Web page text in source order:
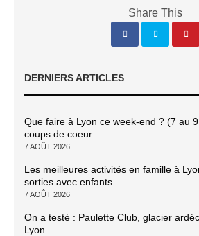
Share This
DERNIERS ARTICLES
Que faire à Lyon ce week-end ? (7 au
coups de coeur
7 AOÛT 2026
Les meilleures activités en famille à
sorties avec enfants
7 AOÛT 2026
On a testé : Paulette Club, glacier
Lyon